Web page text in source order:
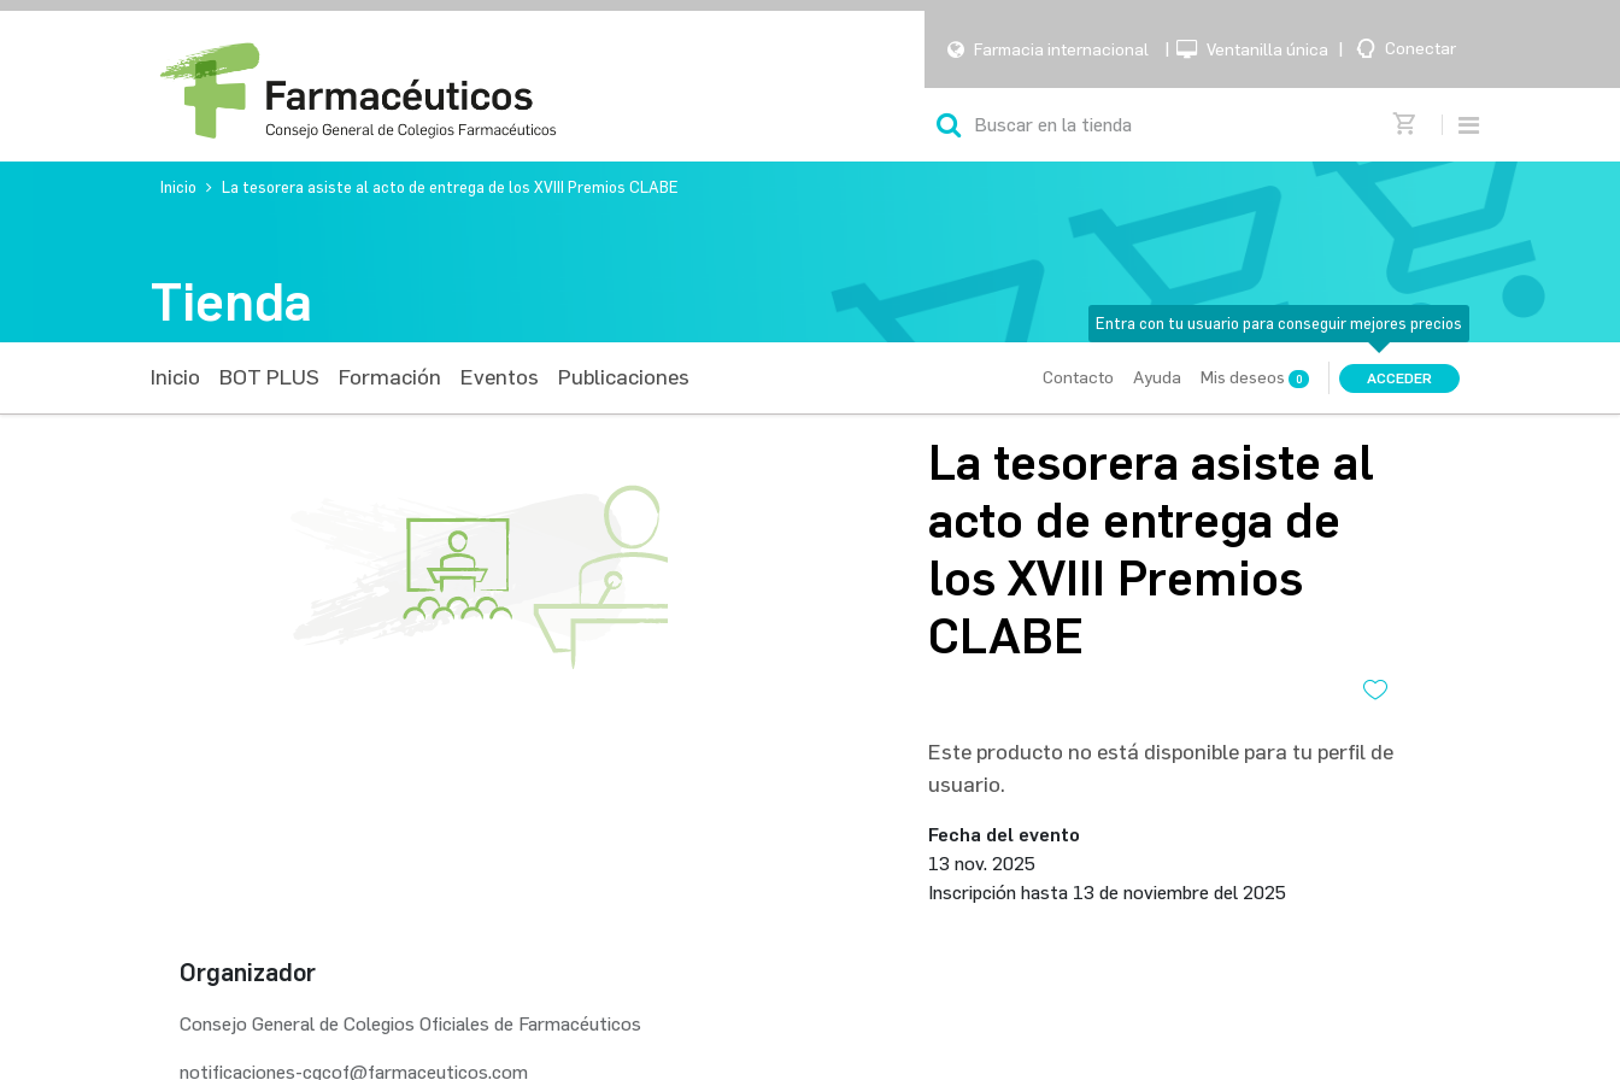
Farmacia internacional | Ventanilla única | Conectar
Inicio La tesorera asiste al acto de entrega de los XVIII Premios CLABE
Tienda Entra con tu usuario para conseguir mejores precios
Inicio BOT PLUS Formación Eventos Publicaciones Contacto Ayuda Mis deseos 0 ACCEDER
La tesorera asiste al
acto de entrega de
los XVIII Premios
CLABE
Este producto no está disponible para tu perfil de
usuario.
Fecha del evento
13 nov. 2025
Inscripción hasta 13 de noviembre del 2025
Organizador
Consejo General de Colegios Oficiales de Farmacéuticos
notificaciones-cgcof@farmaceuticos.com